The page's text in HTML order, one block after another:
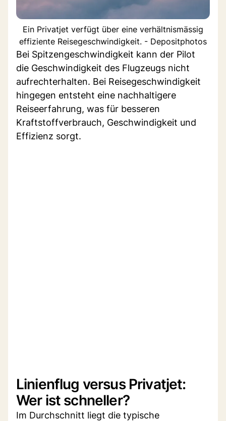
Ein Privatjet verfügt über eine verhältnismässig
effiziente Reisegeschwindigkeit. - Depositphotos
Bei Spitzengeschwindigkeit kann der Pilot
die Geschwindigkeit des Flugzeugs nicht
aufrechterhalten. Bei Reisegeschwindigkeit
hingegen entsteht eine nachhaltigere
Reiseerfahrung, was für besseren
Kraftstoffverbrauch, Geschwindigkeit und
Effizienz sorgt.
Linienflug versus Privatjet:
Wer ist schneller?
Im Durchschnitt liegt die typische